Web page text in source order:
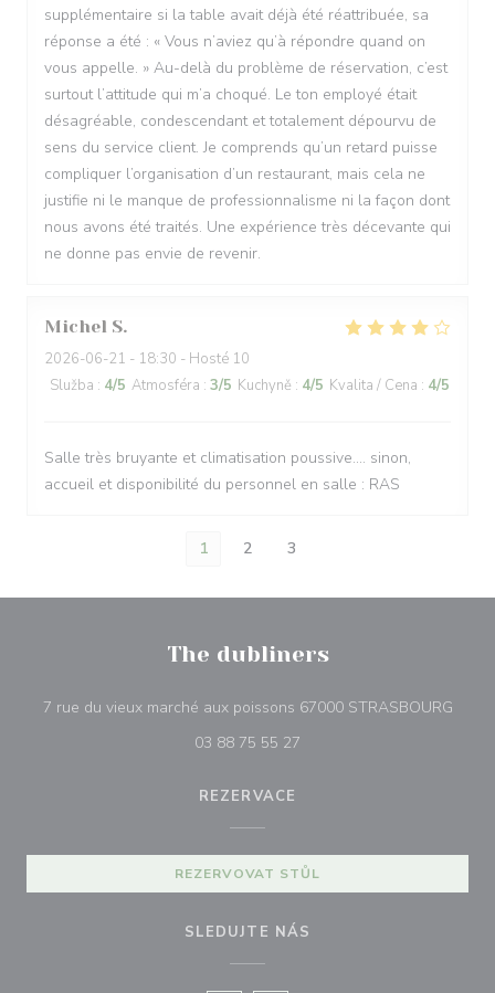
supplémentaire si la table avait déjà été réattribuée, sa
réponse a été : « Vous n’aviez qu’à répondre quand on
vous appelle. » Au-delà du problème de réservation, c’est
surtout l’attitude qui m’a choqué. Le ton employé était
désagréable, condescendant et totalement dépourvu de
sens du service client. Je comprends qu’un retard puisse
compliquer l’organisation d’un restaurant, mais cela ne
justifie ni le manque de professionnalisme ni la façon dont
nous avons été traités. Une expérience très décevante qui
ne donne pas envie de revenir.
Michel S
2026-06-21 - 18:30 - Hosté 10
Služba : 4/5 Atmosféra : 3/5 Kuchyně : 4/5 Kvalita / Cena : 4/5
Salle très bruyante et climatisation poussive.... sinon,
accueil et disponibilité du personnel en salle : RAS
1 2 3
The dubliners
7 rue du vieux marché aux poissons 67000 STRASBOURG
03 88 75 55 27
REZERVACE
REZERVOVAT STŮL
SLEDUJTE NÁS